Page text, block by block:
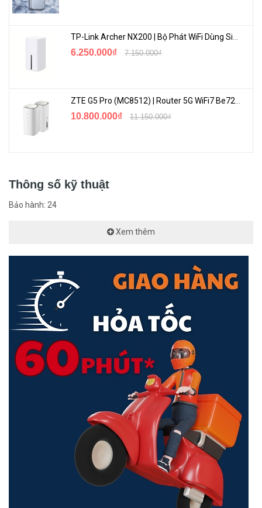
<Hotline: 0828.011.011 - (028)7300.2021 - VoHoang.vn>
6.250.000₫ 7.150.000₫
10.800.000₫ 11.150.000₫
Thông số kỹ thuật
Bảo hành: 24
Xem thêm